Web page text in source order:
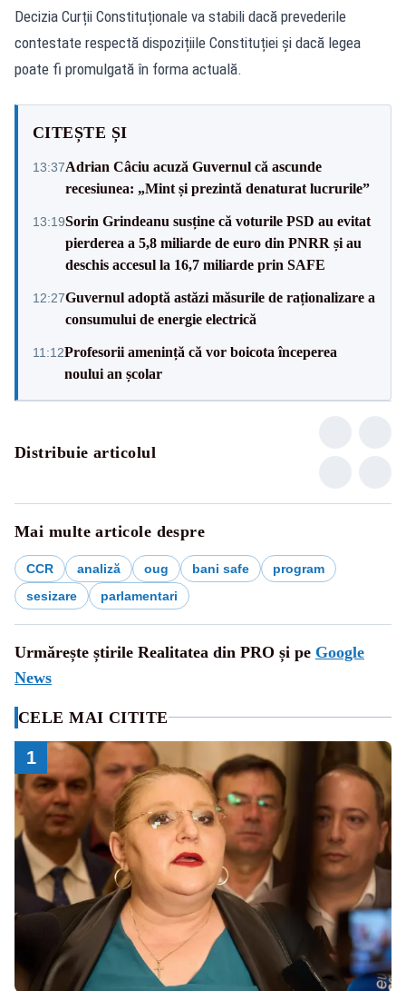
Decizia Curții Constituționale va stabili dacă prevederile
contestate respectă dispozițiile Constituției și dacă legea
poate fi promulgată în forma actuală.
CITEȘTE ȘI
13:37Adrian Câciu acuză Guvernul că ascunde
recesiunea: „Mint și prezintă denaturat lucrurile”
13:19Sorin Grindeanu susține că voturile PSD au evitat
pierderea a 5,8 miliarde de euro din PNRR și au
deschis accesul la 16,7 miliarde prin SAFE
12:27Guvernul adoptă astăzi măsurile de raționalizare a
consumului de energie electrică
11:12Profesorii amenință că vor boicota începerea
noului an școlar
Distribuie articolul
Mai multe articole despre
CCR analiză oug bani safe
program
sesizare
parlamentari
Urmărește știrile Realitatea din PRO și pe Google
News
CELE MAI CITITE
1